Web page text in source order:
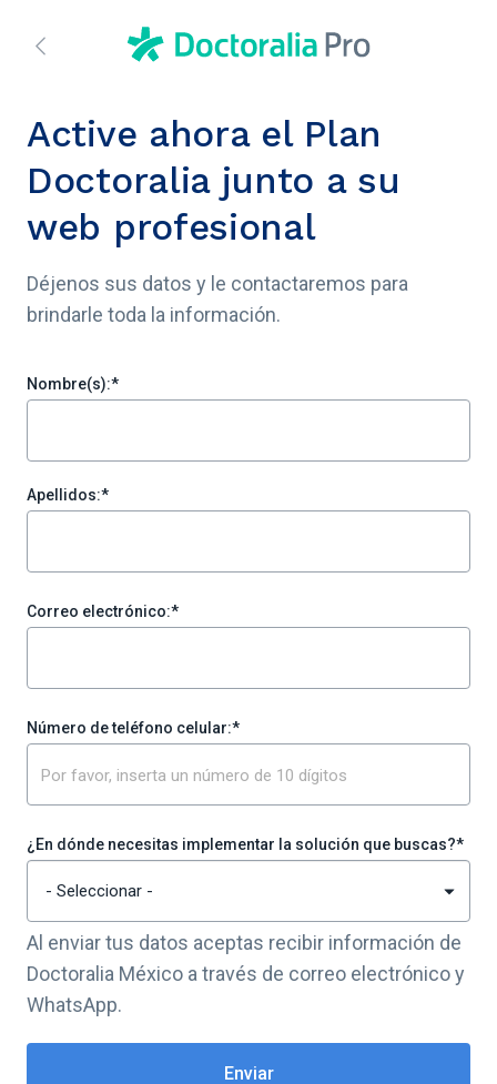
Active ahora el Plan
Doctoralia junto a su
web profesional
Déjenos sus datos y le contactaremos para
brindarle toda la información.
Nombre(s):*
Apellidos:*
Correo electrónico:*
Número de teléfono celular:*
¿En dónde necesitas implementar la solución que buscas?*
Al enviar tus datos aceptas recibir información de
Doctoralia México a través de correo electrónico y
WhatsApp.